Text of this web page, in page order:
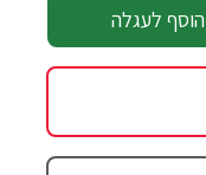
הוסף לעגלה